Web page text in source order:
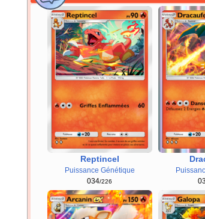
Reptincel
Puissance Génétique
034/226